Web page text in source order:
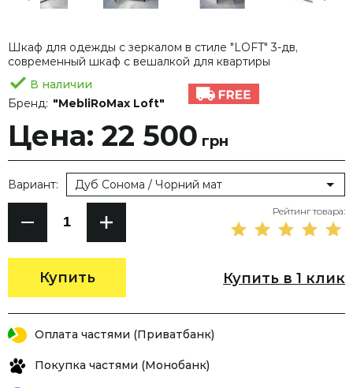
Шкаф для одежды с зеркалом в стиле "LOFT" 3-дв,
современный шкаф с вешалкой для квартиры
В наличии
Бренд: "MebliRoMax Loft"
Цена: 22 500 грн
Купить
Вариант: Дуб Сонома / Чорний мат
Рейтинг товара:
Купить в 1 клик
Оплата частями (Приватбанк)
Покупка частями (Монобанк)